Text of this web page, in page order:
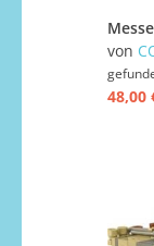
von
48,00